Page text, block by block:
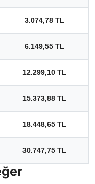
3.074,78 TL
6.149,55 TL
12.299,10 TL
15.373,88 TL
18.448,65 TL
30.747,75 TL